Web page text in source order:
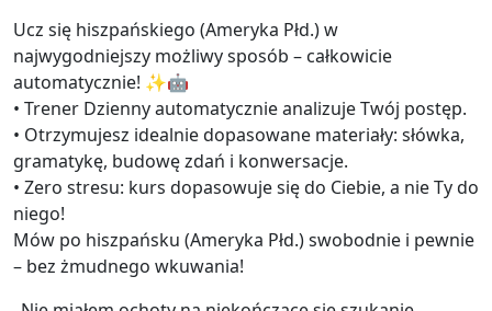
Ucz się hiszpańskiego (Ameryka Płd.) w
najwygodniejszy możliwy sposób – całkowicie
automatycznie! ✨🤖
• Trener Dzienny automatycznie analizuje Twój postęp.
• Otrzymujesz idealnie dopasowane materiały: słówka,
gramatykę, budowę zdań i konwersacje.
• Zero stresu: kurs dopasowuje się do Ciebie, a nie Ty do
niego!
Mów po hiszpańsku (Ameryka Płd.) swobodnie i pewnie
– bez żmudnego wkuwania!